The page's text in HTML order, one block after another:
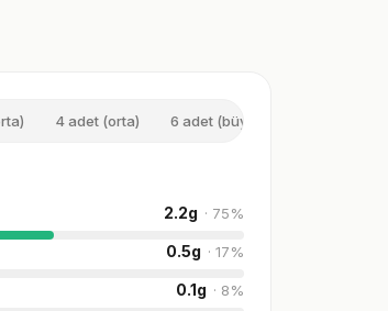
4 adet (orta) 6 adet (büyük)
2.2g · 75%
0.5g · 17%
0.1g · 8%